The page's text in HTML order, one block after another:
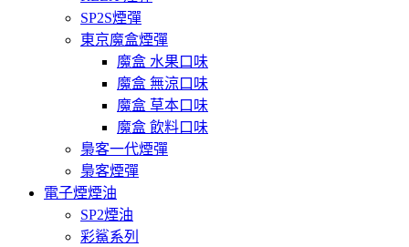
SP2S煙彈
東京魔盒煙彈
魔盒 水果口味
魔盒 無涼口味
魔盒 草本口味
魔盒 飲料口味
梟客一代煙彈
梟客煙彈
電子煙煙油
SP2煙油
彩鯊系列